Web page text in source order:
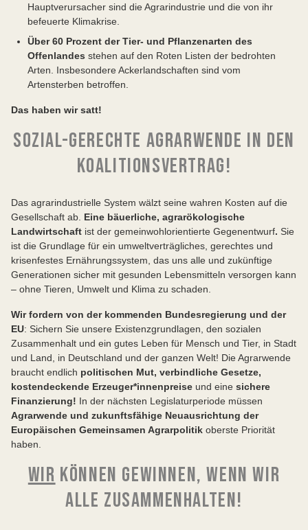
Hauptverursacher sind die Agrarindustrie und die von ihr
befeuerte Klimakrise.
Über 60 Prozent der Tier- und Pflanzenarten des
Offenlandes stehen auf den Roten Listen der bedrohten
Arten. Insbesondere Ackerlandschaften sind vom
Artensterben betroffen.
Das haben wir satt!
SOZIAL-GERECHTE AGRARWENDE IN DEN
KOALITIONSVERTRAG!
Das agrarindustrielle System wälzt seine wahren Kosten auf die
Gesellschaft ab. Eine bäuerliche, agrarökologische
Landwirtschaft ist der gemeinwohlorientierte Gegenentwurf. Sie
ist die Grundlage für ein umweltverträgliches, gerechtes und
krisenfestes Ernährungssystem, das uns alle und zukünftige
Generationen sicher mit gesunden Lebensmitteln versorgen kann
– ohne Tieren, Umwelt und Klima zu schaden.
Wir fordern von der kommenden Bundesregierung und der
EU: Sichern Sie unsere Existenzgrundlagen, den sozialen
Zusammenhalt und ein gutes Leben für Mensch und Tier, in Stadt
und Land, in Deutschland und der ganzen Welt! Die Agrarwende
braucht endlich politischen Mut, verbindliche Gesetze,
kostendeckende Erzeuger*innenpreise und eine sichere
Finanzierung! In der nächsten Legislaturperiode müssen
Agrarwende und zukunftsfähige Neuausrichtung der
Europäischen Gemeinsamen Agrarpolitik oberste Priorität
haben.
WIR KÖNNEN GEWINNEN, WENN WIR
ALLE ZUSAMMENHALTEN!